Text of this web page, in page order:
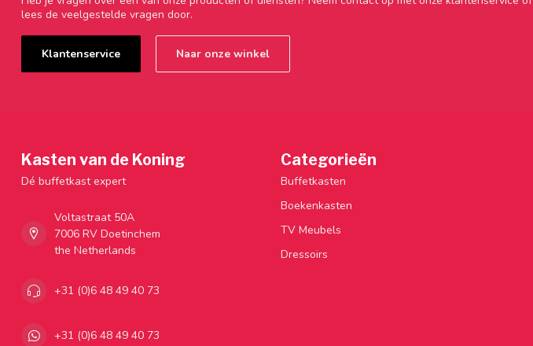
lees de veelgestelde vragen door.
Klantenservice Naar onze winkel
Kasten van de Koning
Dé buffetkast expert
Voltastraat 50A
7006 RV Doetinchem
the Netherlands
+31 (0)6 48 49 40 73
+31 (0)6 48 49 40 73
Categorieën
Buffetkasten
Boekenkasten
TV Meubels
Dressoirs